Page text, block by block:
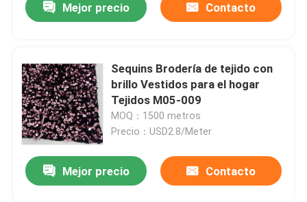
Mejor precio Contacto
Sequins Brodería de tejido con
brillo Vestidos para el hogar
Tejidos M05-009
MOQ：1500 metros
Precio：USD2.8/Meter
Mejor precio Contacto